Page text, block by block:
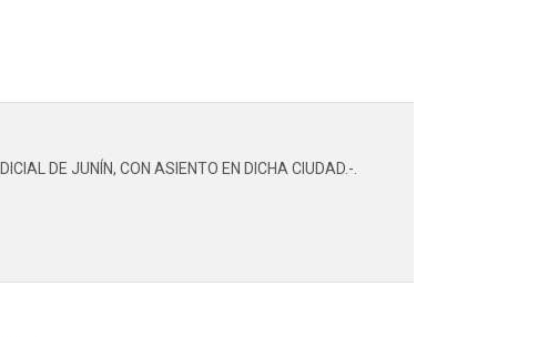
DE JUNÍN, CON ASIENTO EN DICHA CIUDAD.-.